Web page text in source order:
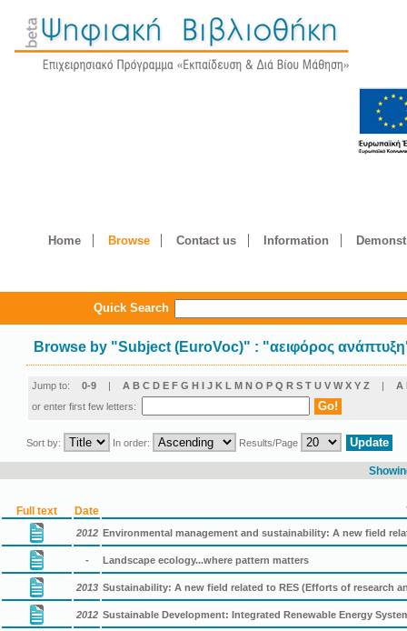
Home Browse Contact us Information
Quick Search
Browse by "Subject (EuroVoc)" : "αειφόρος
Jump to: 0-9 | A B C D E F G H I J K L M N O P Q R S T U V W X Y Z | Α
or enter first few letters:
Sort by: In order: Results/Page
Full text Date
2012 Environmental management and sustainability: A new field
- Landscape ecology...where pattern matters
2013 Sustainability: A new field related to RES (Efforts of research
2012 Sustainable Development: Integrated Renewable Energy